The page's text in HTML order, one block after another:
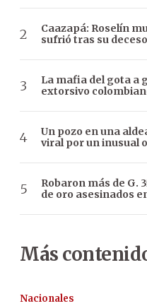
Caazapá: Roselín
sufrió tras su
La mafia del gota a
extorsivo
Un pozo en una
viral por un inusual
Robaron más de G.
de oro asesinados
Más
Nacionales